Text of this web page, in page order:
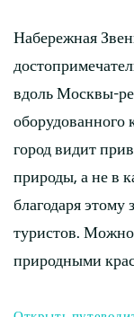
Набережная
вдоль Москвы-
оборудованного
город видит
природы, а не в
благодаря этому
туристов. Можно
природными